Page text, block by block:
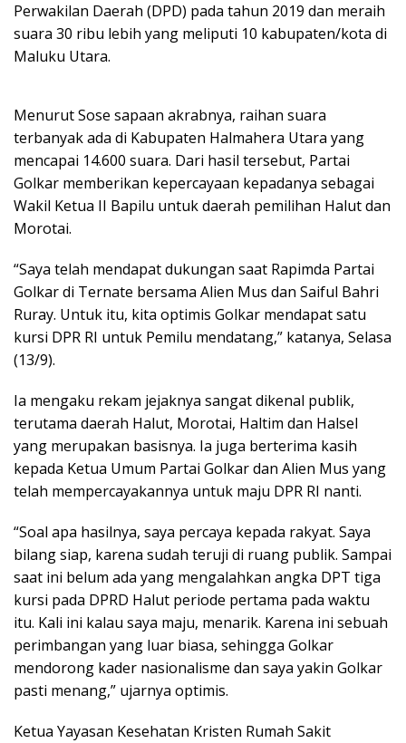
Perwakilan Daerah (DPD) pada tahun 2019 dan meraih
suara 30 ribu lebih yang meliputi 10 kabupaten/kota di
Maluku Utara.
Menurut Sose sapaan akrabnya, raihan suara
terbanyak ada di Kabupaten Halmahera Utara yang
mencapai 14.600 suara. Dari hasil tersebut, Partai
Golkar memberikan kepercayaan kepadanya sebagai
Wakil Ketua II Bapilu untuk daerah pemilihan Halut dan
Morotai.
“Saya telah mendapat dukungan saat Rapimda Partai
Golkar di Ternate bersama Alien Mus dan Saiful Bahri
Ruray. Untuk itu, kita optimis Golkar mendapat satu
kursi DPR RI untuk Pemilu mendatang,” katanya, Selasa
(13/9).
Ia mengaku rekam jejaknya sangat dikenal publik,
terutama daerah Halut, Morotai, Haltim dan Halsel
yang merupakan basisnya. Ia juga berterima kasih
kepada Ketua Umum Partai Golkar dan Alien Mus yang
telah mempercayakannya untuk maju DPR RI nanti.
“Soal apa hasilnya, saya percaya kepada rakyat. Saya
bilang siap, karena sudah teruji di ruang publik. Sampai
saat ini belum ada yang mengalahkan angka DPT tiga
kursi pada DPRD Halut periode pertama pada waktu
itu. Kali ini kalau saya maju, menarik. Karena ini sebuah
perimbangan yang luar biasa, sehingga Golkar
mendorong kader nasionalisme dan saya yakin Golkar
pasti menang,” ujarnya optimis.
Ketua Yayasan Kesehatan Kristen Rumah Sakit